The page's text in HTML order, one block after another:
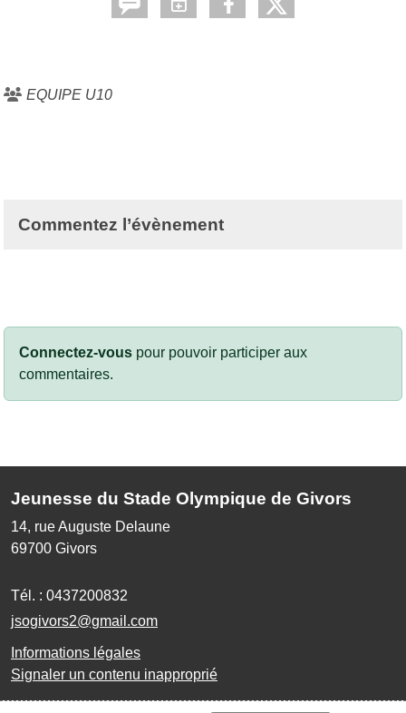
EQUIPE U10
Commentez l’évènement
Connectez-vous pour pouvoir participer aux
commentaires.
Jeunesse du Stade Olympique de Givors
14, rue Auguste Delaune
69700 Givors
Tél. : 0437200832
jsogivors2@gmail.com
Informations légales
Signaler un contenu inapproprié